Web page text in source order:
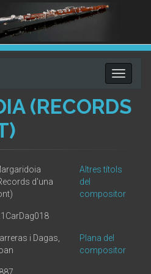
Toggle
(RECORDS
d'una
Altres títols
del
compositor
i Dagas,
Plana del
compositor